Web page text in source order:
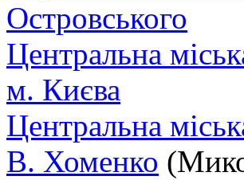
Островського
Центральна
м. Києва
Центральна
В. Хоменко